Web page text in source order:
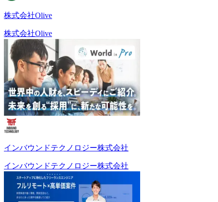
株式会社Olive
株式会社Olive
インバウンドテクノロジー株式会社
インバウンドテクノロジー株式会社